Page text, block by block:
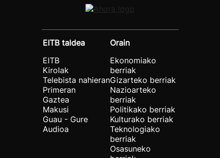
EITB taldea
EITB
Kirolak
Telebista nahieran
Primeran
Gaztea
Makusi
Guau - Gure
Audioa
Orain
Ekonomiako
berriak
Gizarteko berriak
Nazioarteko
berriak
Politikako berriak
Kulturako berriak
Teknologiako
berriak
Osasuneko